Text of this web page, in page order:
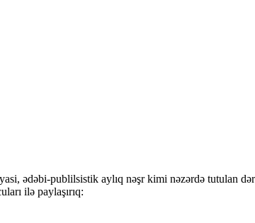
ədəbi-publilsistik aylıq nəşr kimi nəzərdə tutulan
ilə paylaşırıq: